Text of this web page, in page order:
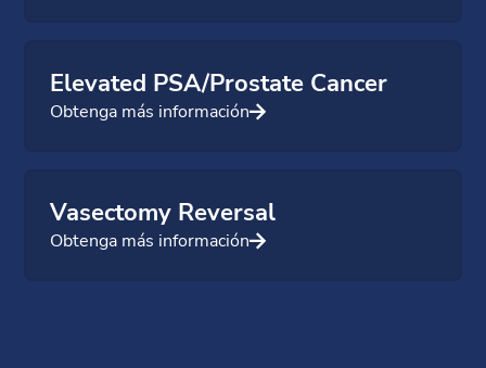
Elevated PSA/Prostate Cancer
Obtenga más información
Vasectomy Reversal
Obtenga más información